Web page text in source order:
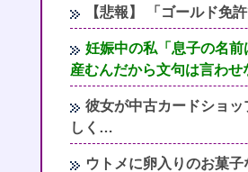
【悲報】 「ゴールド免
妊娠中の私「息子の名
産むんだから文句は言わせ
彼女が中古カードショ
しく…
ウトメに卵入りのお菓